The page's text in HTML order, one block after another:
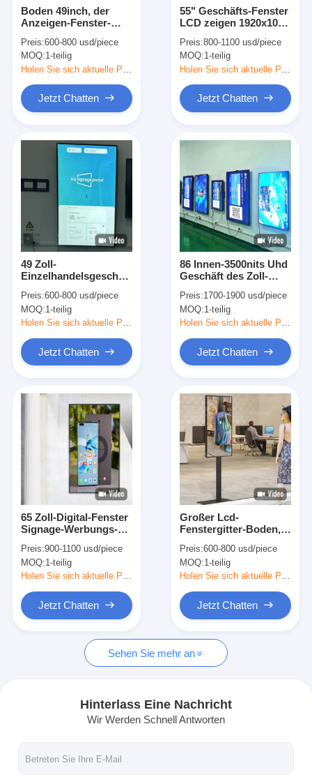
Produkte
Videos
Über uns
Fabrik-Ausflug
Qualitätskontrolle
Treten Sie mit uns in Verbindung
Nachrichten
doppelter mit Seiten versehener lcd-Schirm
Lcd-Anzeige im Freien
Boden 49inch, der
Anzeigen-Fenster-
Werbung Lcd-digitaler
Beschilderung Innen
steht
Preis:600-800 usd/piece
MOQ:1-teilig
Jetzt Chatten
55" Geschäfts-Fenster
LCD zeigen 1920x1080
Preis:800-1100 usd/piece
MOQ:1-teilig
Jetzt Chatten
49 Zoll-
Einzelhandelsgeschäft-
Anzeigen-Monitor
1920x1080
Preis:600-800 usd/piece
MOQ:1-teilig
Holen Sie sich aktuelle Preis
Jetzt Chatten
86 Innen-3500nits Uhd
Geschäft des Zoll-
Lcd-Anzeigen-Ersatz-
Preis:1700-1900 usd/piece
MOQ:1-teilig
Holen Sie sich aktuelle Preis
Jetzt Chatten
65 Zoll-Digital-Fenster
Signage-Werbungs-
Schirm
Preis:900-1100 usd/piece
MOQ:1-teilig
Holen Sie sich aktuelle Preis
Jetzt Chatten
Großer Lcd-
Fenstergitter-Boden,
Digitalanzeigen-49
Innen steht
Preis:600-800 usd/piece
MOQ:1-teilig
Holen Sie sich aktuelle Preis
Jetzt Chatten
Sehen Sie mehr an
Hinterlass Eine Nachricht
Wir Werden Schnell Antworten